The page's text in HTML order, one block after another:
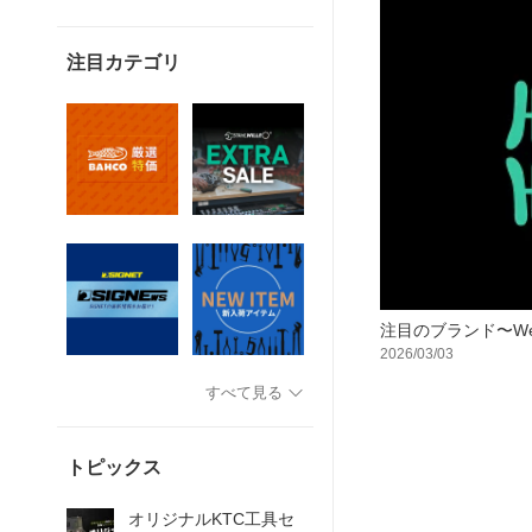
注目カテゴリ
すべて見る
トピックス
オリジナルKTC工具セ
注目のブランド〜
2026/03/03